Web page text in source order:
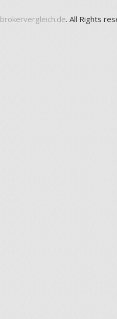
brokervergleich.de. All Rights